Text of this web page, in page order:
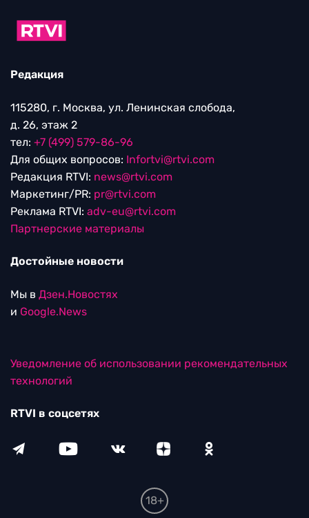
Редакция
115280, г. Москва, ул. Ленинская слобода,
д. 26, этаж 2
тел: +7 (499) 579-86-96
Для общих вопросов: Infortvi@rtvi.com
Редакция RTVI: news@rtvi.com
Маркетинг/PR: pr@rtvi.com
Реклама RTVI: adv-eu@rtvi.com
Партнерские материалы
Достойные новости
Мы в Дзен.Новостях
и Google.News
Уведомление об использовании рекомендательных
технологий
RTVI в соцсетях
18+